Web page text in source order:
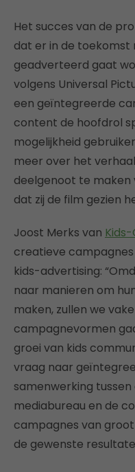
Het succes van de
dat er in de toekomst
geadverteerd gaat
volgens Universal
een geïntegreerde
content de hoofdrol
mogelijkheid
meer over het
deelgenoot te maken
dat zij de film gezien
Joost Merks van
creatieve
kids-advertising:
naar manieren om
maken, zullen we
campagnevormen
groei van kids
vraag naar
samenwerking
mediabureau en de
campagnes van
de gewenste